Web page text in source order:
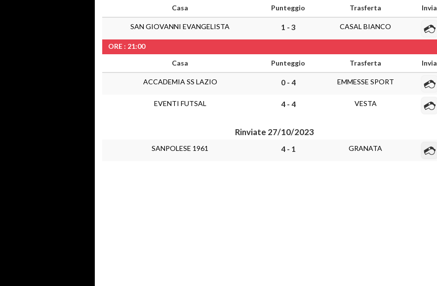
Casa
Punteggio Trasferta Invia
SAN GIOVANNI EVANGELISTA 1 - 3 CASAL BIANCO
ORE : 21:00
Casa
Punteggio Trasferta Invia
ACCADEMIA SS LAZIO 0 - 4 EMMESSE SPORT
EVENTI FUTSAL 4 - 4 VESTA
Rinviate 27/10/2023
SANPOLESE 1961 4 - 1 GRANATA